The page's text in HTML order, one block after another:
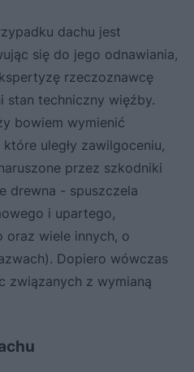
dachu jest
się do jego odnawiania,
rzeczoznawcę
stan techniczny więźby.
bowiem wymienić
uległy zawilgoceniu,
przez szkodniki
drewna - spuszczela
i upartego,
oraz wiele innych, o
Dopiero wówczas
związanych z wymianą